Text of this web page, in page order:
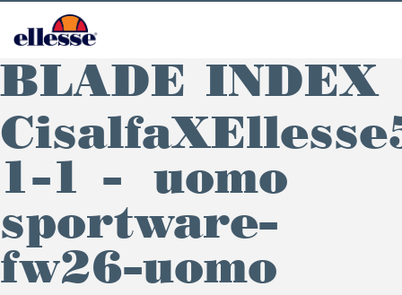
BLADE INDEX
1-1 – uomo
sportware-
fw26-uomo